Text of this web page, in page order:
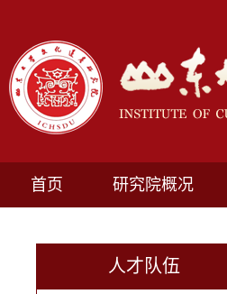
首页 研究院概况
人才队伍